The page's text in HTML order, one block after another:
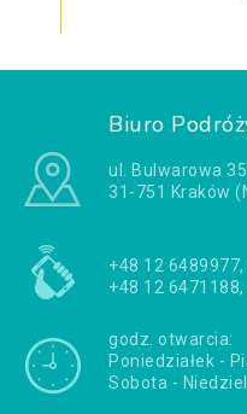
Biuro
ul. Bulwarowa
31-751 Kraków
+48 12
+48 12
godz. otwarcia:
Poniedziałek -
Sobota -